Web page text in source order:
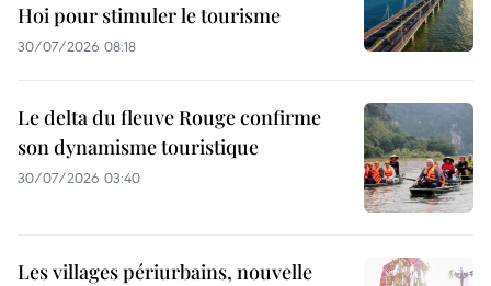
Hoi pour stimuler le tourisme
30/07/2026 08:18
Le delta du fleuve Rouge confirme
son dynamisme touristique
30/07/2026 03:40
Les villages périurbains, nouvelle